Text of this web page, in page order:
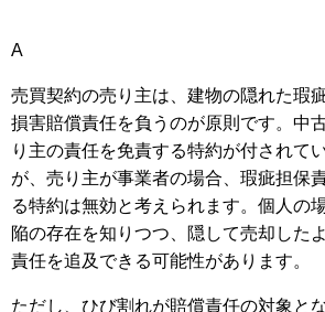
A
売買契約の売り主は、建物の隠れた瑕
損害賠償責任を負うのが原則です。中
り主の責任を免責する特約が付されて
が、売り主が事業者の場合、瑕疵担保
る特約は無効と考えられます。個人の
陥の存在を知りつつ、隠して売却した
責任を追及できる可能性があります。
ただし、ひび割れが賠償責任の対象と